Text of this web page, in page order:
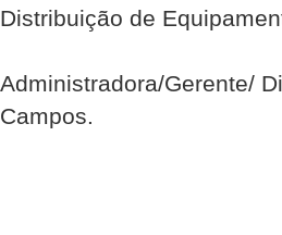
Distribuição de
Administradora/Gerente/
Campos.